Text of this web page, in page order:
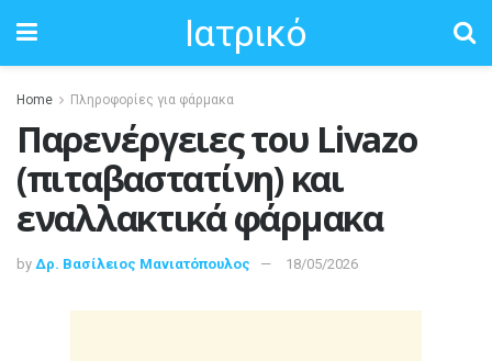
Ιατρικό
Home Πληροφορίες για φάρμακα
Παρενέργειες του Livazo
(πιταβαστατίνη) και
εναλλακτικά φάρμακα
by Δρ. Βασίλειος Μανιατόπουλος 18/05/2026